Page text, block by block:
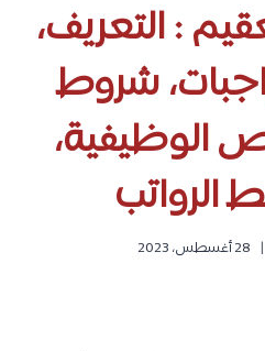
: التعريف،
شروط
الوظيفية،
28 أغسطس، 2023